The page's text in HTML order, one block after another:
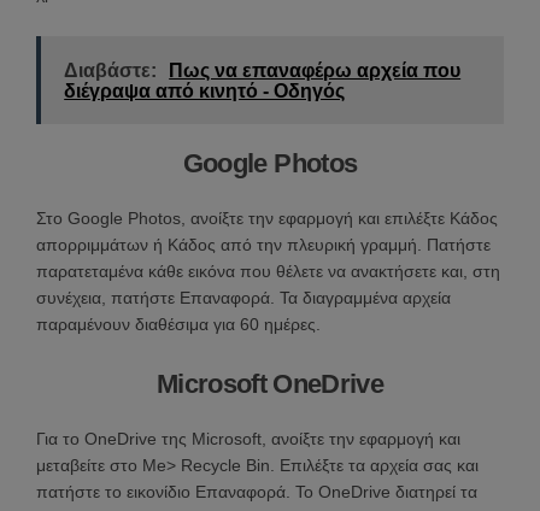
Διαβάστε:
Πως να επαναφέρω αρχεία που
διέγραψα από κινητό - Οδηγός
Google Photos
Στο Google Photos, ανοίξτε την εφαρμογή και επιλέξτε Κάδος
απορριμμάτων ή Κάδος από την πλευρική γραμμή. Πατήστε
παρατεταμένα κάθε εικόνα που θέλετε να ανακτήσετε και, στη
συνέχεια, πατήστε Επαναφορά. Τα διαγραμμένα αρχεία
παραμένουν διαθέσιμα για 60 ημέρες.
Microsoft OneDrive
Για το OneDrive της Microsoft, ανοίξτε την εφαρμογή και
μεταβείτε στο Me> Recycle Bin. Επιλέξτε τα αρχεία σας και
πατήστε το εικονίδιο Επαναφορά. Το OneDrive διατηρεί τα